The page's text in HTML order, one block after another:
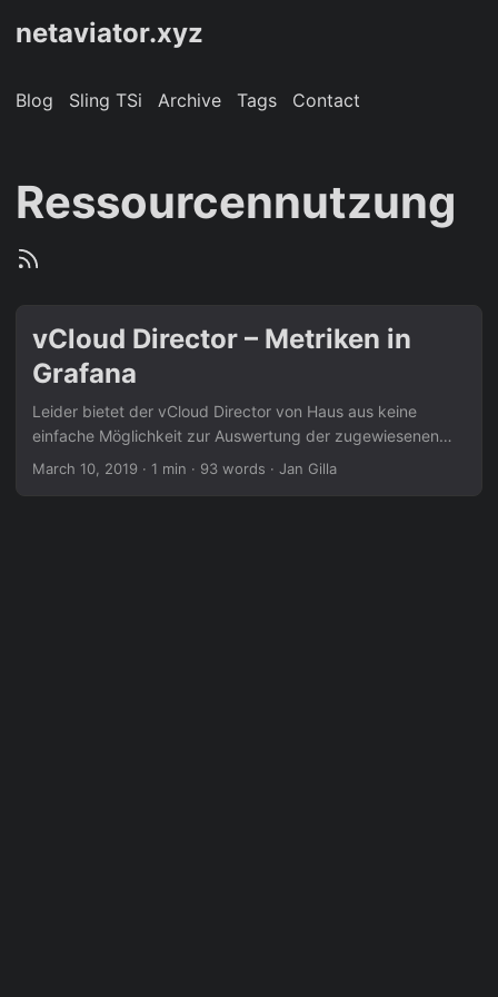
netaviator.xyz
Blog Sling TSi Archive Tags Contact
Ressourcennutzung
vCloud Director – Metriken in
Grafana
Leider bietet der vCloud Director von Haus aus keine
einfache Möglichkeit zur Auswertung der zugewiesenen
und genutzten Kundenressourcen an. Um die vorhandenen
March 10, 2019 · 1 min · 93 words · Jan Gilla